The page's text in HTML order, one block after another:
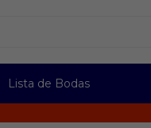
Lista de Bodas